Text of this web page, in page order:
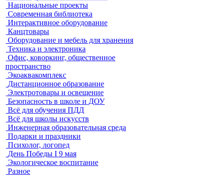
Национальные проекты
Современная библиотека
Интерактивное оборудование
Канцтовары
Оборудование и мебель для хранения
Техника и электроника
Офис, коворкинг, общественное
пространство
Экоаквакомплекс
Дистанционное образование
Электротовары и освещение
Безопасность в школе и ДОУ
Всё для обучения ПДД
Всё для школы искусств
Инженерная образовательная среда
Подарки и праздники
Психолог, логопед
День Победы I 9 мая
Экологическое воспитание
Разное